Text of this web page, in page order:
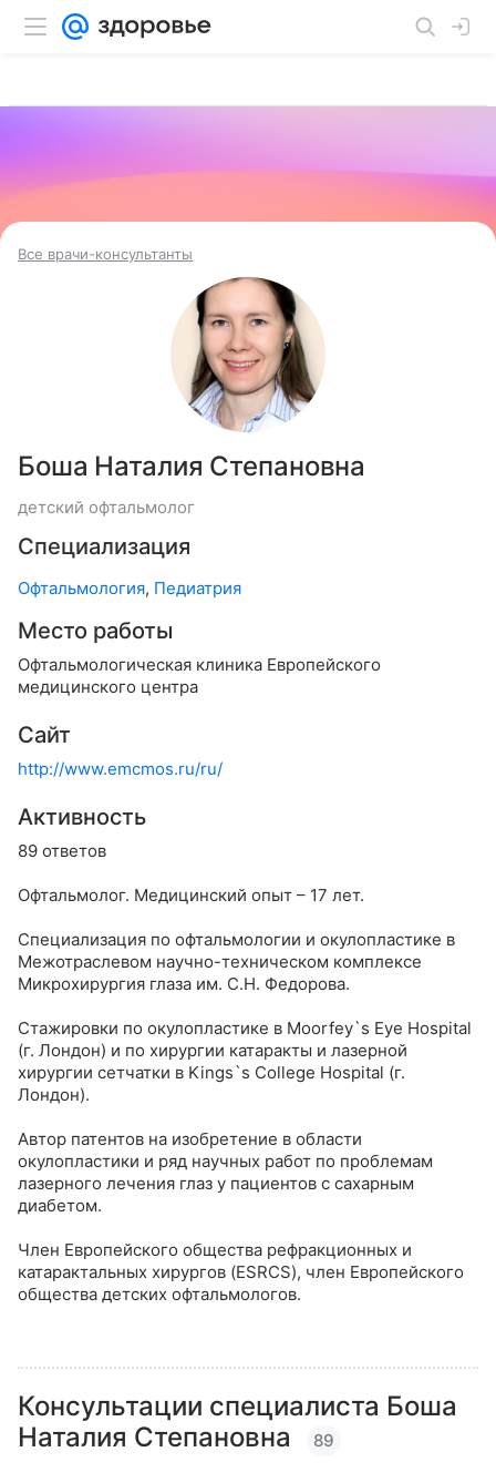
Все врачи-консультанты
Боша Наталия Степановна
детский офтальмолог
Специализация
Офтальмология, Педиатрия
Место работы
Офтальмологическая клиника Европейского
медицинского центра
Сайт
http://www.emcmos.ru/ru/
Активность
89 ответов
Офтальмолог. Медицинский опыт – 17 лет.
Специализация по офтальмологии и окулопластике в
Межотраслевом научно-техническом комплексе
Микрохирургия глаза им. С.Н. Федорова.
Стажировки по окулопластике в Moorfey`s Eye Hospital
(г. Лондон) и по хирургии катаракты и лазерной
хирургии сетчатки в Kings`s College Hospital (г.
Лондон).
Автор патентов на изобретение в области
окулопластики и ряд научных работ по проблемам
лазерного лечения глаз у пациентов с сахарным
диабетом.
Член Европейского общества рефракционных и
катарактальных хирургов (ESRCS), член Европейского
общества детских офтальмологов.
Консультации специалиста Боша
Наталия Степановна
89